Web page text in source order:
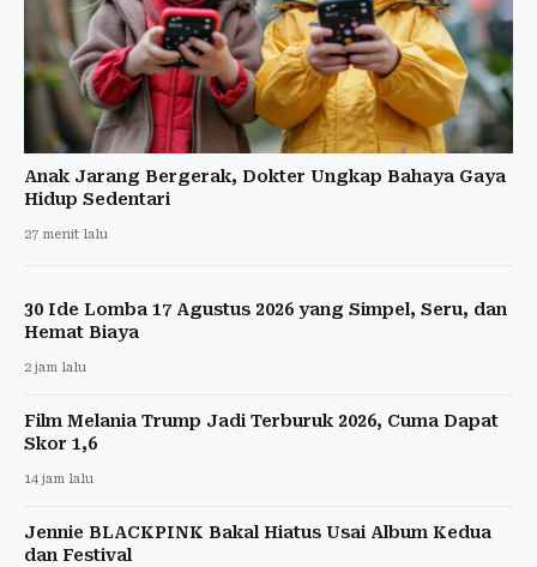
Anak Jarang Bergerak, Dokter Ungkap Bahaya Gaya
Hidup Sedentari
27 menit lalu
30 Ide Lomba 17 Agustus 2026 yang Simpel, Seru, dan
Hemat Biaya
2 jam lalu
Film Melania Trump Jadi Terburuk 2026, Cuma Dapat
Skor 1,6
14 jam lalu
Jennie BLACKPINK Bakal Hiatus Usai Album Kedua
dan Festival